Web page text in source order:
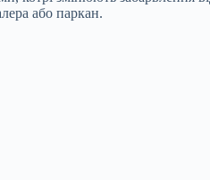
або паркан.